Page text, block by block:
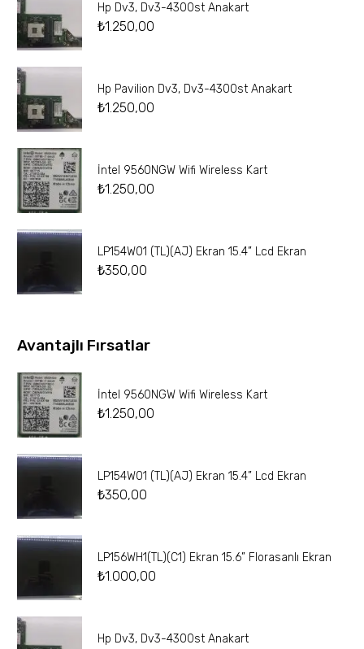
Hp Dv3, Dv3-4300st Anakart
₺1.250,00
Hp Pavilion Dv3, Dv3-4300st Anakart
₺1.250,00
İntel 9560NGW Wifi Wireless Kart
₺1.250,00
LP154W01 (TL)(AJ) Ekran 15.4” Lcd Ekran
₺350,00
Avantajlı Fırsatlar
İntel 9560NGW Wifi Wireless Kart
₺1.250,00
LP154W01 (TL)(AJ) Ekran 15.4” Lcd Ekran
₺350,00
LP156WH1(TL)(C1) Ekran 15.6” Florasanlı Ekran
₺1.000,00
Hp Dv3, Dv3-4300st Anakart